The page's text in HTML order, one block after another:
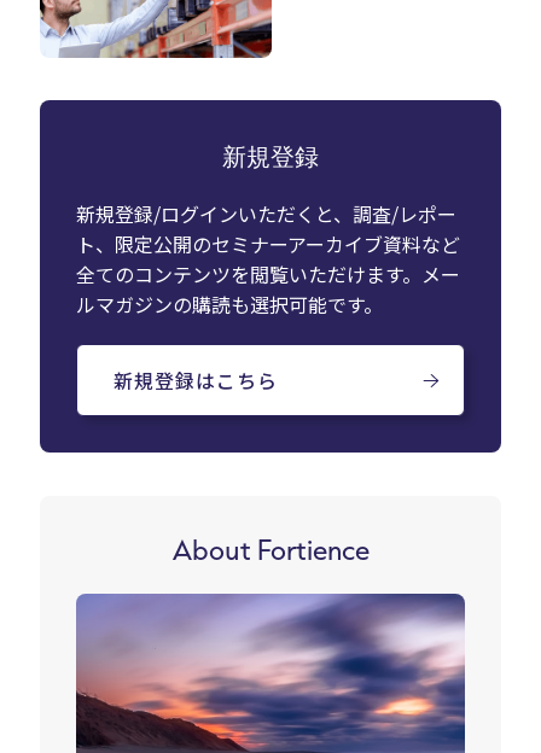
新規登録
新規登録/ログインいただくと、調査/レポー
ト、限定公開のセミナーアーカイブ資料など
全てのコンテンツを閲覧いただけます。メー
ルマガジンの購読も選択可能です。
新規登録はこちら
About Fortience